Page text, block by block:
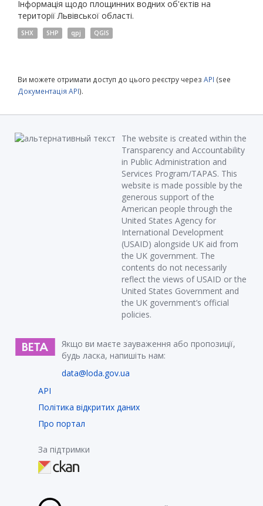
Інформація щодо площинних водних об'єктів на
території Львівської області.
SHX SHP qpj QGIS
Ви можете отримати доступ до цього реєстру через API (see
Документація API).
The website is created within the
Transparency and Accountability
in Public Administration and
Services Program/TAPAS. This
website is made possible by the
generous support of the
American people through the
United States Agency for
International Development
(USAID) alongside UK aid from
the UK government. The
contents do not necessarily
reflect the views of USAID or the
United States Government and
the UK government’s official
policies.
Якщо ви маєте зауваження або пропозиції,
будь ласка, напишіть нам:
data@loda.gov.ua
API
Політика відкритих даних
Про портал
За підтримки